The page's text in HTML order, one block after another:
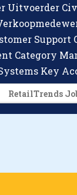
Uitvoerder
Support
Category
RetailTrends